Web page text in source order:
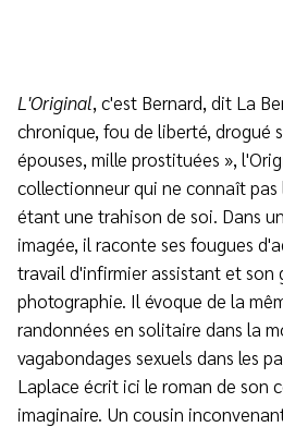
L'Original, c'est Bernard, dit La
chronique, fou de liberté, drogué
épouses, mille prostituées »,
collectionneur qui ne connaît
étant une trahison de soi. Dans
imagée, il raconte ses fougues
travail d'infirmier assistant et son
photographie. Il évoque de la
randonnées en solitaire dans la
vagabondages sexuels dans les
Laplace écrit ici le roman de son
imaginaire. Un cousin